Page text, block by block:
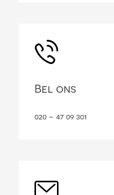
Bel ons
020 – 47 09 301